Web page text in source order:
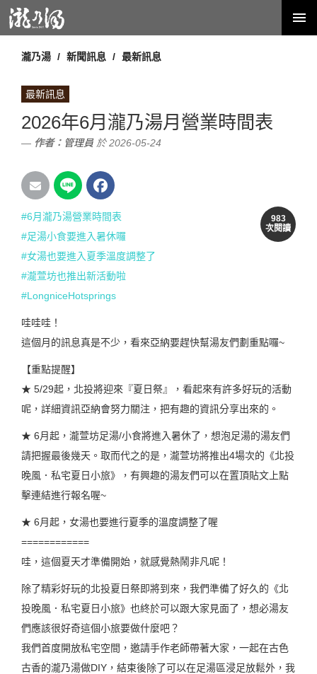
瀧乃湯 新聞訊息 最新訊息
最新訊息
2026年6月瀧乃湯月營業時間表
作者： 管理員 於 2026-05-24
983
次閱讀
#6月瀧乃湯營業時間表
#足湯小食要進入暑休囉
#女湯也要進入夏季溫度調整了
#瀧萱坊也推出新活動啦
#LongniceHotsprings
哇哇哇！
這個月的訊息真是不少，看來亞納要趕快幫湯友們劃重點囉~
【重點提醒】
★ 5/29起，北投將迎來『夏日祭』，看起來有許多好玩的活動
呢，詳細資訊亞納會努力關注，把有趣的資訊分享出來的。
★ 6月起，瀧萱坊足湯/小食將進入暑休了，想泡足湯的湯友們
請把握最後幾天。取而代之的是，瀧萱坊將推出4場次的《北投
晚風．私宅夏日小旅》，有興趣的湯友們可以在置頂貼文上點
擊連結進行報名喔~
★ 6月起，女湯也要進行夏季的溫度調整了喔
============
哇，這個夏天才準備開始，就感覺熱鬧非凡呢！
除了精彩好玩的北投夏日祭即將到來，我們準備了好久的《北
投晚風．私宅夏日小旅》也終於可以跟大家見面了，想必湯友
們應該很好奇這個小旅要做什麼吧？
我們首度開放私宅空間，邀請手作老師帶著大家，一起在古色
古香的瀧乃湯做DIY，結束後除了可以在足湯區浸足放鬆外，我